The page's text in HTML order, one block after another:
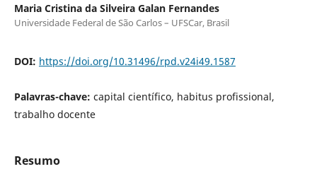
Maria Cristina da Silveira Galan Fernandes
Universidade Federal de São Carlos – UFSCar, Brasil
DOI: https://doi.org/10.31496/rpd.v24i49.1587
Palavras-chave: capital científico, habitus profissional,
trabalho docente
Resumo